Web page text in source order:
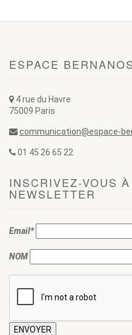
ESPACE BERNANOS
4 rue du Havre
75009 Paris
communication@espace-
01 45 26 65 22
INSCRIVEZ-VOUS
NEWSLETTER
Email*
NOM